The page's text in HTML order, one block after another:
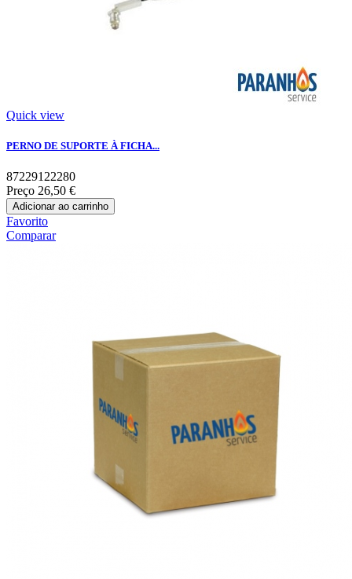
Quick view
PERNO DE SUPORTE À FICHA...
87229122280
Preço 26,50 €
Adicionar ao carrinho
Favorito
Comparar